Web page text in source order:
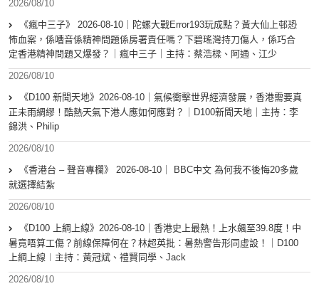
2026/08/10
《瘋中三子》 2026-08-10｜陀螺大戰Error193玩成點？黃大仙上邨恐
怖血案，係嘈音係精神問題係房署責任嗎？下碧瑤灣持刀傷人，係巧合
定香港精神問題又爆發？｜瘋中三子｜主持：蔡浩樑、阿通、江少
2026/08/10
《D100 新聞天地》2026-08-10｜氣候衝擊世界經濟發展，香港需要真
正未雨綢繆！酷熱天氣下港人應如何應對？｜D100新聞天地｜主持：李
錦洪、Philip
2026/08/10
《香港台 – 聲音專欄》 2026-08-10｜ BBC中文 為何我不後悔20多歲
就選擇結紮
2026/08/10
《D100 上綱上線》2026-08-10｜香港史上最熱！上水飆至39.8度！中
暑竟唔算工傷？前線保障何在？林超英批：暑熱警告形同虛設！｜D100
上綱上線︱主持：黃冠斌、禮賢同學、Jack
2026/08/10